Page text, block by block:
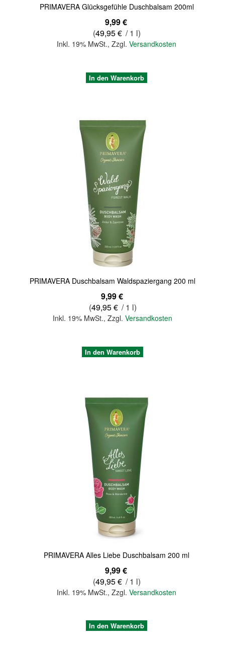
PRIMAVERA Glücksgefühle Duschbalsam 200ml
9,99 €
(49,95 € / 1 l)
Inkl. 19% MwSt.,Zzgl.Versandkosten
In den Warenkorb
PRIMAVERA Duschbalsam Waldspaziergang 200 ml
9,99 €
(49,95 € / 1 l)
Inkl. 19% MwSt., Zzgl. Versandkosten
In den Warenkorb
PRIMAVERA Alles Liebe Duschbalsam 200 ml
9,99 €
(49,95 € / 1 l)
Inkl. 19% MwSt.,Zzgl.Versandkosten
In den Warenkorb